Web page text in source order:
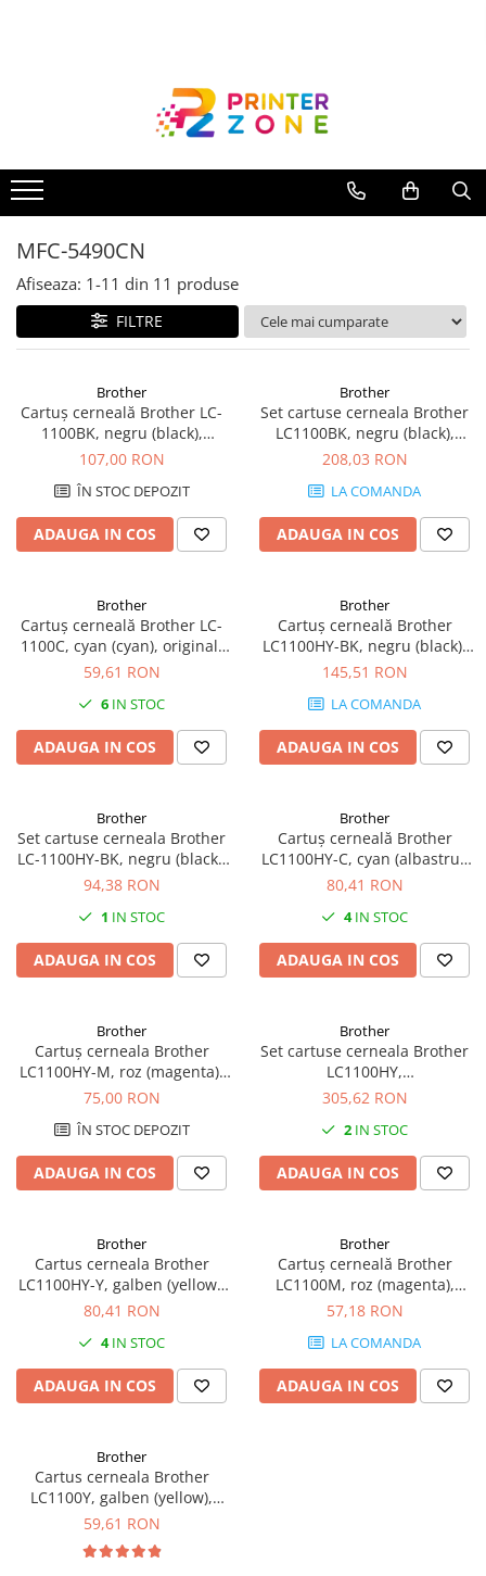
Imprimante cu jet
Multifunctionale laser
Multifunctionale cu jet
Imprimante etichete
Imprimante termice
Scanere
Accesorii imprimante
Accesorii multifunctionale
Piese schimb
Plottere
Consumabile imprimanta
Capete imprimare
Cartuse inkjet si cerneala
Ribbon
Consumabile imprimanta
compatibile
Tonere compatibile
Cartuse compatibile
Drum unit compatibile
Printare 3D
Accesorii imprimante 3D
Filament imprimanta 3D
Laptopuri
Ultrabookuri
Accesorii laptop
Mini PC AI
Piese si accesorii
Accesorii Printing
Ribbon
Desktop PC
PC Gaming
Workstation
All-in-One PC
MFC-5490CN
Afiseaza: 1-11 din 11 produse
FILTRE
Brother
Cartuș cerneală Brother LC-
1100BK, negru (black),
original, 450 pagini
107,00 RON
ÎN STOC DEPOZIT
ADAUGA IN COS
Brother
Set cartuse cerneala Brother
LC1100BK, negru (black),
original, 900 pagini, pachet
208,03 RON
LA COMANDA
ADAUGA IN COS
Brother
Cartuș cerneală Brother LC-
1100C, cyan (cyan), original,
325 pagini
59,61 RON
6 IN STOC
ADAUGA IN COS
Brother
Cartuș cerneală Brother
LC1100HY-BK, negru (black),
original, 900 pagini
145,51 RON
LA COMANDA
ADAUGA IN COS
Brother
Set cartuse cerneala Brother
LC-1100HY-BK, negru (black),
original, 2 bucăți, 900 pagini
94,38 RON
1 IN STOC
ADAUGA IN COS
Brother
Cartuș cerneală Brother
LC1100HY-C, cyan (albastru),
original, 750 pagini
80,41 RON
4IN STOC
ADAUGA IN COS
Brother
Cartuș cerneala Brother
LC1100HY-M, roz (magenta),
original, 750 pagini
75,00 RON
ÎN STOC DEPOZIT
ADAUGA IN COS
Brother
Set cartuse cerneala Brother
LC1100HY,
negru/albastru/roz/galben
original, 750 pagini
305,62 RON
2 IN STOC
ADAUGA IN COS
Brother
Cartus cerneala Brother
LC1100HY-Y, galben (yellow),
original, 750 pagini
80,41 RON
4IN STOC
ADAUGA IN COS
Brother
Cartuș cerneală Brother
LC1100M, roz (magenta),
original, 325 pagini, 10.6 ml
57,18 RON
LA COMANDA
ADAUGA IN COS
Brother
Cartus cerneala Brother
LC1100Y, galben (yellow),
original, 325 pagini, 5.5 ml
59,61 RON